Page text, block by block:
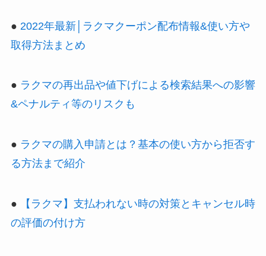
● 2022年最新│ラクマクーポン配布情報&使い方や
取得方法まとめ
● ラクマの再出品や値下げによる検索結果への影響
&ペナルティ等のリスクも
● ラクマの購入申請とは？基本の使い方から拒否す
る方法まで紹介
●
【ラクマ】支払われない時の対策とキャンセル時
の評価の付け方